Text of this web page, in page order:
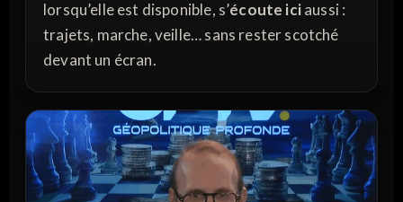
lorsqu’elle est disponible, s’écoute iciaussi :
trajets, marche, veille… sans rester scotché
devant un écran.